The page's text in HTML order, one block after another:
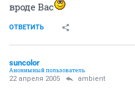
вроде Вас
ОТВЕТИТЬ
suncolor
Анонимный пользователь
22 апреля 2005 ambient